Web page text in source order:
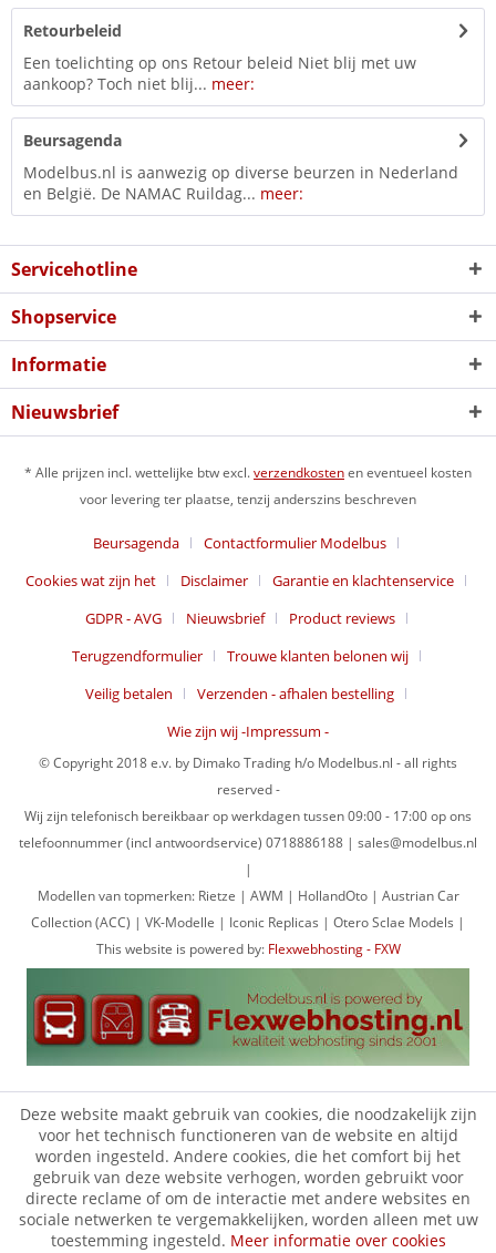
Retourbeleid
Een toelichting op ons Retour beleid Niet blij met uw
aankoop? Toch niet blij... meer:
Beursagenda
Modelbus.nl is aanwezig op diverse beurzen in Nederland
en België. De NAMAC Ruildag... meer:
Servicehotline
Shopservice
Informatie
Nieuwsbrief
* Alle prijzen incl. wettelijke btw excl.verzendkostenen eventueel kosten
voor levering ter plaatse, tenzij anderszins beschreven
Beursagenda
Contactformulier Modelbus
Cookies wat zijn het
Disclaimer
Garantie en klachtenservice
GDPR - AVG
Nieuwsbrief
Product reviews
Terugzendformulier
Trouwe klanten belonen wij
Veilig betalen
Verzenden - afhalen bestelling
Wie zijn wij -Impressum -
© Copyright 2018 e.v. by Dimako Trading h/o Modelbus.nl - all rights
reserved -
Wij zijn telefonisch bereikbaar op werkdagen tussen 09:00 - 17:00 op ons
telefoonnummer (incl antwoordservice) 0718886188 | sales@modelbus.nl
|
Modellen van topmerken: Rietze | AWM | HollandOto | Austrian Car
Collection (ACC) | VK-Modelle | Iconic Replicas | Otero Sclae Models |
This website is powered by: Flexwebhosting - FXW
Deze website maakt gebruik van cookies, die noodzakelijk zijn
voor het technisch functioneren van de website en altijd
worden ingesteld. Andere cookies, die het comfort bij het
gebruik van deze website verhogen, worden gebruikt voor
directe reclame of om de interactie met andere websites en
sociale netwerken te vergemakkelijken, worden alleen met uw
toestemming ingesteld. Meer informatie over cookies